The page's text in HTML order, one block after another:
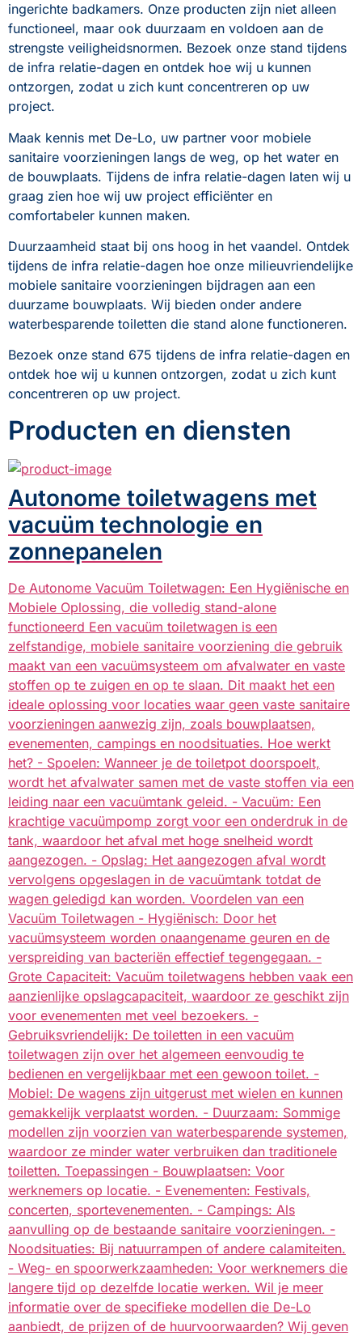
ingerichte badkamers. Onze producten zijn niet alleen
functioneel, maar ook duurzaam en voldoen aan de
strengste veiligheidsnormen. Bezoek onze stand tijdens
de infra relatie-dagen en ontdek hoe wij u kunnen
ontzorgen, zodat u zich kunt concentreren op uw
project.
Maak kennis met De-Lo, uw partner voor mobiele
sanitaire voorzieningen langs de weg, op het water en
de bouwplaats. Tijdens de infra relatie-dagen laten wij u
graag zien hoe wij uw project efficiënter en
comfortabeler kunnen maken.
Duurzaamheid staat bij ons hoog in het vaandel. Ontdek
tijdens de infra relatie-dagen hoe onze milieuvriendelijke
mobiele sanitaire voorzieningen bijdragen aan een
duurzame bouwplaats. Wij bieden onder andere
waterbesparende toiletten die stand alone functioneren.
Bezoek onze stand 675 tijdens de infra relatie-dagen en
ontdek hoe wij u kunnen ontzorgen, zodat u zich kunt
concentreren op uw project.
Producten en diensten
Autonome toiletwagens met
vacuüm technologie en
zonnepanelen
De Autonome Vacuüm Toiletwagen: Een Hygiënische en
Mobiele Oplossing, die volledig stand-alone
functioneerd Een vacuüm toiletwagen is een
zelfstandige, mobiele sanitaire voorziening die gebruik
maakt van een vacuümsysteem om afvalwater en vaste
stoffen op te zuigen en op te slaan. Dit maakt het een
ideale oplossing voor locaties waar geen vaste sanitaire
voorzieningen aanwezig zijn, zoals bouwplaatsen,
evenementen, campings en noodsituaties. Hoe werkt
het? - Spoelen: Wanneer je de toiletpot doorspoelt,
wordt het afvalwater samen met de vaste stoffen via een
leiding naar een vacuümtank geleid. - Vacuüm: Een
krachtige vacuümpomp zorgt voor een onderdruk in de
tank, waardoor het afval met hoge snelheid wordt
aangezogen. - Opslag: Het aangezogen afval wordt
vervolgens opgeslagen in de vacuümtank totdat de
wagen geledigd kan worden. Voordelen van een
Vacuüm Toiletwagen - Hygiënisch: Door het
vacuümsysteem worden onaangename geuren en de
verspreiding van bacteriën effectief tegengegaan. -
Grote Capaciteit: Vacuüm toiletwagens hebben vaak een
aanzienlijke opslagcapaciteit, waardoor ze geschikt zijn
voor evenementen met veel bezoekers. -
Gebruiksvriendelijk: De toiletten in een vacuüm
toiletwagen zijn over het algemeen eenvoudig te
bedienen en vergelijkbaar met een gewoon toilet. -
Mobiel: De wagens zijn uitgerust met wielen en kunnen
gemakkelijk verplaatst worden. - Duurzaam: Sommige
modellen zijn voorzien van waterbesparende systemen,
waardoor ze minder water verbruiken dan traditionele
toiletten. Toepassingen - Bouwplaatsen: Voor
werknemers op locatie. - Evenementen: Festivals,
concerten, sportevenementen. - Campings: Als
aanvulling op de bestaande sanitaire voorzieningen. -
Noodsituaties: Bij natuurrampen of andere calamiteiten.
- Weg- en spoorwerkzaamheden: Voor werknemers die
langere tijd op dezelfde locatie werken. Wil je meer
informatie over de specifieke modellen die De-Lo
aanbiedt, de prijzen of de huurvoorwaarden? Wij geven